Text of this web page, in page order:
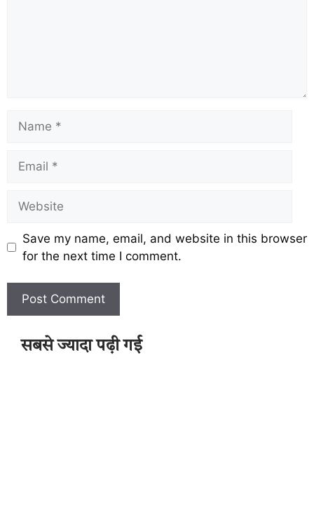
Save my name, email, and website in this browser
for the next time I comment.
सबसे ज्यादा पढ़ी गई